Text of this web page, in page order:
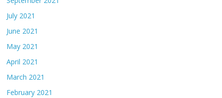
July 2021
June 2021
May 2021
April 2021
March 2021
February 2021